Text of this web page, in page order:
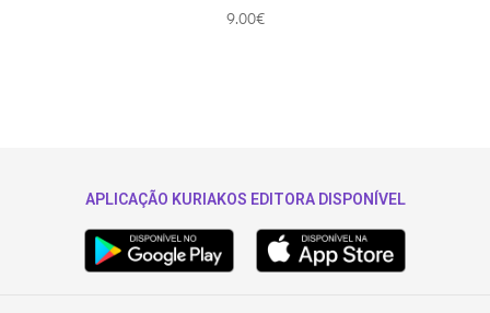
9.00€
APLICAÇÃO KURIAKOS EDITORA DISPONÍVEL